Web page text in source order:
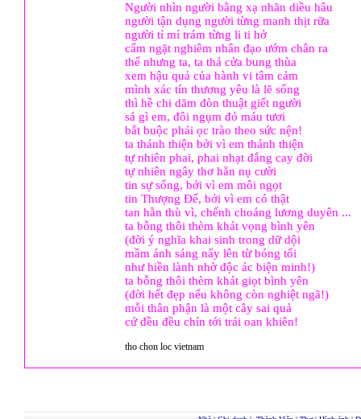
Người nhìn người bằng xạ nhãn diều hâu
người tận dụng người từng manh thịt rữa
người tỉ mỉ trám từng li ti hở
cấm ngặt nghiêm nhân đạo ướm chân ra
thế nhưng ta, ta thả cửa bung thùa
xem hậu quả của hành vi tâm cảm
mình xác tín thương yêu là lẽ sống
thì hề chi dăm đòn thuật giết người
sá gì em, đôi ngụm đỏ máu tươi
bắt buộc phải ọc trào theo sức nện!
ta thánh thiện bởi vì em thánh thiện
tự nhiên phai, phai nhạt đắng cay đời
tự nhiên ngây thơ hẳn nụ cười
tin sự sống, bởi vì em môi ngọt
tin Thượng Đế, bởi vì em có thật
tan hằn thù vì, chếnh choáng lương duyên ...
ta bỗng thôi thèm khát vọng bình yên
(đời ý nghĩa khai sinh trong dữ dội
mầm ánh sáng nẩy lên từ bóng tối
như hiền lành nhờ độc ác biện minh!)
ta bỗng thôi thèm khát giọt bình yên
(đời hết đẹp nếu không còn nghiệt ngã!)
mỗi thân phận là một cây sai quả
cứ đều đều chín tới trái oan khiên!
tho chon loc vietnam